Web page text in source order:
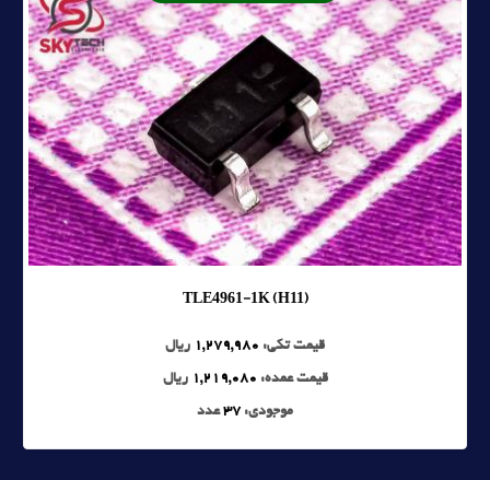
TLE4961-1K (H11)
قیمت تکی: 1,279,980 ریال
قیمت عمده: 1,219,080 ریال
موجودی: 37عدد